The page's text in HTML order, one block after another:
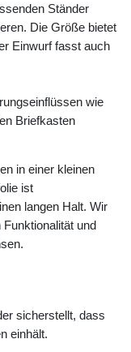
Ständer
Die Größe bietet
Einwurf fasst auch
wie
Briefkasten
in einer kleinen
ist
langen Halt. Wir
und
sicherstellt, dass
einhält.